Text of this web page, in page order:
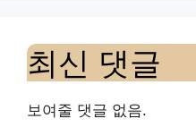
최신 댓글
보여줄 댓글 없음.